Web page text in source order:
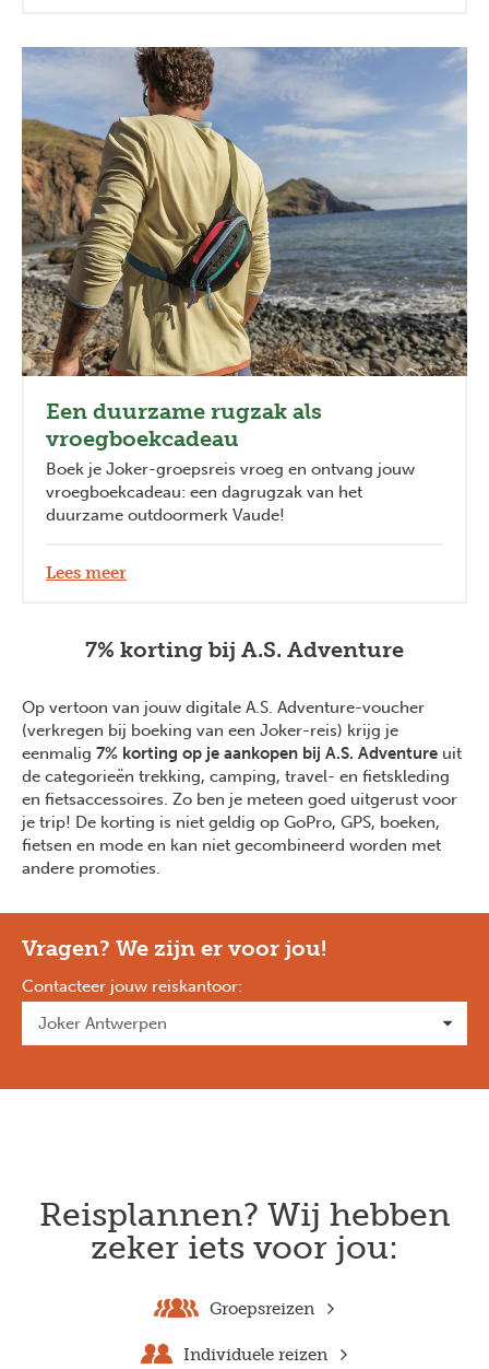
Een duurzame rugzak als
vroegboekcadeau
Boek je Joker-groepsreis vroeg en ontvang jouw
vroegboekcadeau: een dagrugzak van het
duurzame outdoormerk Vaude!
Lees meer
7% korting bij A.S. Adventure
Op vertoon van jouw digitale A.S. Adventure-voucher
(verkregen bij boeking van een Joker-reis) krijg je
eenmalig 7% korting op je aankopen bij A.S. Adventure uit
de categorieën trekking, camping, travel- en fietskleding
en fietsaccessoires. Zo ben je meteen goed uitgerust voor
je trip! De korting is niet geldig op GoPro, GPS, boeken,
fietsen en mode en kan niet gecombineerd worden met
andere promoties.
Vragen? We zijn er voor jou!
Contacteer jouw reiskantoor:
Reisplannen? Wij hebben
zeker iets voor jou:
Groepsreizen
Individuele reizen
Previous Next